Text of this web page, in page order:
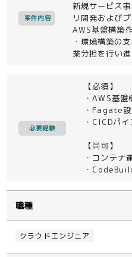
案件内容
新規サービス
リ開発および
AWS基盤構築
・環境構築の
業分担を行い進
必要経験
【必須】
・AWS基盤
・Fagate設
・CICDパイ
【尚可】
・コンテナ
・
職種
クラウドエンジニア